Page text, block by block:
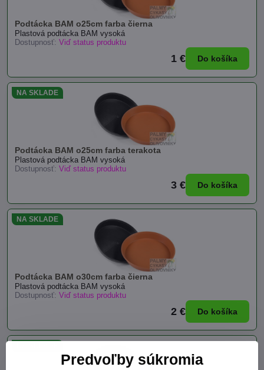
Podtácka BAM o25cm farba čierna
Plastová podtácka BAM vysoká
Dostupnosť: Viď status produktu
1 € Do košíka
Podtácka BAM o25cm farba terakota
NA SKLADE
Plastová podtácka BAM vysoká
Dostupnosť: Viď status produktu
3 € Do košíka
Podtácka BAM o30cm farba čierna
NA SKLADE
Plastová podtácka BAM vysoká
Dostupnosť: Viď status produktu
2 € Do košíka
Predvoľby súkromia